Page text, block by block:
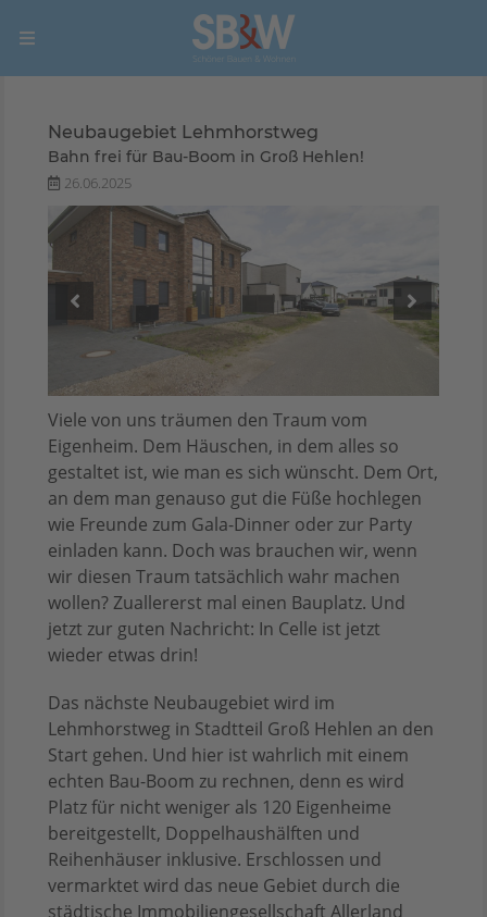
Neubaugebiet Lehmhorstweg
Bahn frei für Bau-Boom in Groß Hehlen!
26.06.2025
Viele von uns träumen den Traum vom
Eigenheim. Dem Häuschen, in dem alles so
gestaltet ist, wie man es sich wünscht. Dem Ort,
an dem man genauso gut die Füße hochlegen
wie Freunde zum Gala-Dinner oder zur Party
einladen kann. Doch was brauchen wir, wenn
wir diesen Traum tatsächlich wahr machen
wollen? Zuallererst mal einen Bauplatz. Und
jetzt zur guten Nachricht: In Celle ist jetzt
wieder etwas drin!
Das nächste Neubaugebiet wird im
Lehmhorstweg in Stadtteil Groß Hehlen an den
Start gehen. Und hier ist wahrlich mit einem
echten Bau-Boom zu rechnen, denn es wird
Platz für nicht weniger als 120 Eigenheime
bereitgestellt, Doppelhaushälften und
Reihenhäuser inklusive. Erschlossen und
vermarktet wird das neue Gebiet durch die
städtische Immobiliengesellschaft Allerland